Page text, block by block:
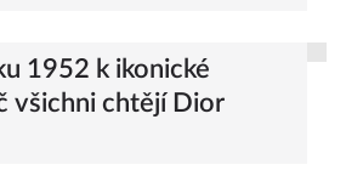
1952 k ikonické
všichni chtějí Dior